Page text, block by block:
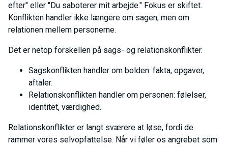
efter" eller "Du saboterer mit arbejde." Fokus er skiftet.
Konflikten handler ikke længere om sagen, men om
relationen mellem personerne.
Det er netop forskellen på sags- og relationskonflikter.
Sagskonflikten handler om bolden: fakta, opgaver,
aftaler.
Relationskonflikten handler om personen: følelser,
identitet, værdighed.
Relationskonflikter er langt sværere at løse, fordi de
rammer vores selvopfattelse. Når vi føler os angrebet som